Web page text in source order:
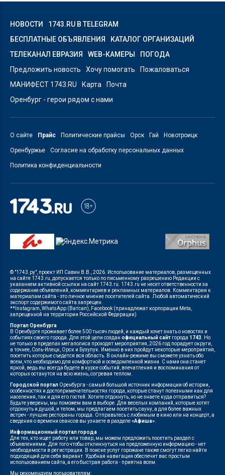
НОВОСТИ
1743.RU В TELEGRAM
БЕСПЛАТНЫЕ ОБЪЯВЛЕНИЯ
КАТАЛОГ ОРГАНИЗАЦИЙ
ТЕЛЕКАНАЛ ЕВРАЗИЯ
WEB-КАМЕРЫ
ПОГОДА
Предложить новость
Хочу помогать
Пожаловаться
МАНИФЕСТ 1743.RU
Карта
Почта
Оренбург - герои рядом с нами
О сайте Прайс Политические прайсы Орск Гай Новотроицк
Оренбуржье Согласие на обработку персональных данных
Политика конфиденциальности
© "1743.ру", проект ИП Савин В.В., 2026. Использование материалов, размещенных
на сайте 1743.ru, допускается только по письменному разрешению Редакции с
указанием активной ссылки на сайт 1743.ru. 1743.ru не несет ответственности за
содержание объявлений, комментариев и рекламных материалов. Комментарии к
материалам сайта - это личное мнение посетителей сайта. Любой автоматический
экспорт содержимого сайта запрещен.
**Instagram, WhatsApp (Ватсап), Facebook (принадлежат корпорации Meta,
запрещенной на территории Российской Федерации)
Портал Оренбурга
В Оренбурге проживает более 500 тысяч людей, и каждый хочет знать о новостях и
событиях своего города. Для этой цели создан официальный сайт города 1743 . Но
не только в пределах мегаполиса проходят мероприятия, 2026 год порадует округи,
а точнее, Соль-Илецк, Орск и Бузулук. Именно в них пройдут некоторые мероприятия,
посетить которые съедется вся область. В онлайн-режиме вы сможете узнать обо
всем, что необходимо для комфортной и осведомленной жизни. С нами она станет
яркой, ведь вы всегда будете в курсе событий, впечатления и воспоминания от
которых останутся на всю жизнь, согревая теплом.
Городской портал Оренбурга - самый большой источник информации об истории,
особенностях и достопримечательностях города, которые станут полезными как для
населения, так и для его гостей. Хотите отдохнуть, но не знаете куда отправиться?
Будьте уверены, мы поможем вам в выборе. Для веселых компаний, которые хотят
отдохнуть и душой, и телом, мы предлагаем посетить сауну, а для более важных
встреч - лучшие рестораны города. Отправьтесь с любимым в кино или на концерт, а
сведения о времени сеансов вы узнаете в разделе«Афиша»
Информационный портал города
Для тех, кто ищет работу или товар, мы можем предложить посетить раздел с
объявлениями. Для того чтобы откликнуться на предложенную информацию - нет
необходимости в регистрации. В поиске услуг горожане также смогут легко найти
подходящий для себя вариант. Удобная навигация обеспечит вас простым
использованием сайта, а его быстрая работа - приятна всем.
Мы рекомендуем пользователям: